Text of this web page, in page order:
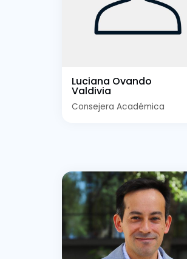
Luciana Ovando
Valdivia
Consejera Académica